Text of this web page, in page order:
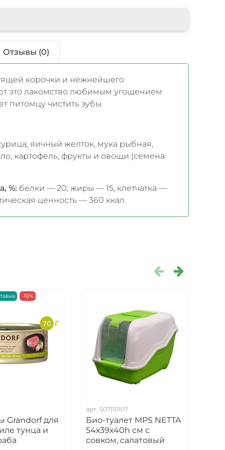
Отзывы (0)
корочки и нежнейшего
это лакомство любимым угощением
питомцу чистить зубы.
яичный желток, мука рыбная,
картофель, фрукты и овощи (семена
%: белки — 20, жиры — 15, клетчатка —
ценность — 360 ккал.
-10%
Grandorf для
тунца и
арт. S07110107
Био-туалет MPS NETTA
54х39х40h см с
совком, салатовый